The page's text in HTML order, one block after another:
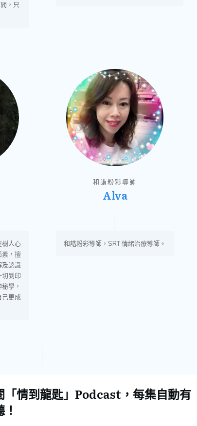
，只
樹人心
素，擅
及認識
切到印
學，
己更成
和諧粉彩導師
Alva
和諧粉彩導師，SRT 情緒治療導師。
「情到龍匙」Podcast，每集自動有